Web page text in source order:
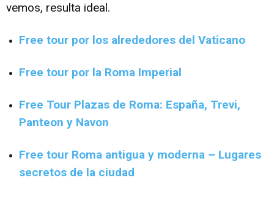
vemos, resulta ideal.
Free tour por los alrededores del Vaticano
Free tour por la Roma Imperial
Free Tour Plazas de Roma: España, Trevi,
Panteon y Navon
Free tour Roma antigua y moderna – Lugares
secretos de la ciudad